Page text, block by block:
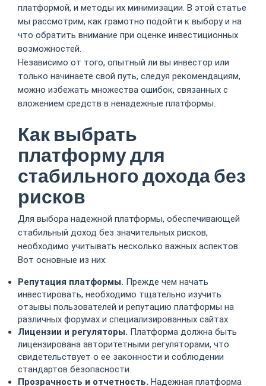
платформой, и методы их минимизации. В этой статье
мы рассмотрим, как грамотно подойти к выбору и на
что обратить внимание при оценке инвестиционных
возможностей.
Независимо от того, опытный ли вы инвестор или
только начинаете свой путь, следуя рекомендациям,
можно избежать множества ошибок, связанных с
вложением средств в ненадежные платформы.
Как выбрать
платформу для
стабильного дохода без
рисков
Для выбора надежной платформы, обеспечивающей
стабильный доход без значительных рисков,
необходимо учитывать несколько важных аспектов.
Вот основные из них:
Репутация платформы. Прежде чем начать
инвестировать, необходимо тщательно изучить
отзывы пользователей и репутацию платформы на
различных форумах и специализированных сайтах.
Лицензии и регуляторы. Платформа должна быть
лицензирована авторитетными регуляторами, что
свидетельствует о ее законности и соблюдении
стандартов безопасности.
Прозрачность и отчетность. Надежная платформа